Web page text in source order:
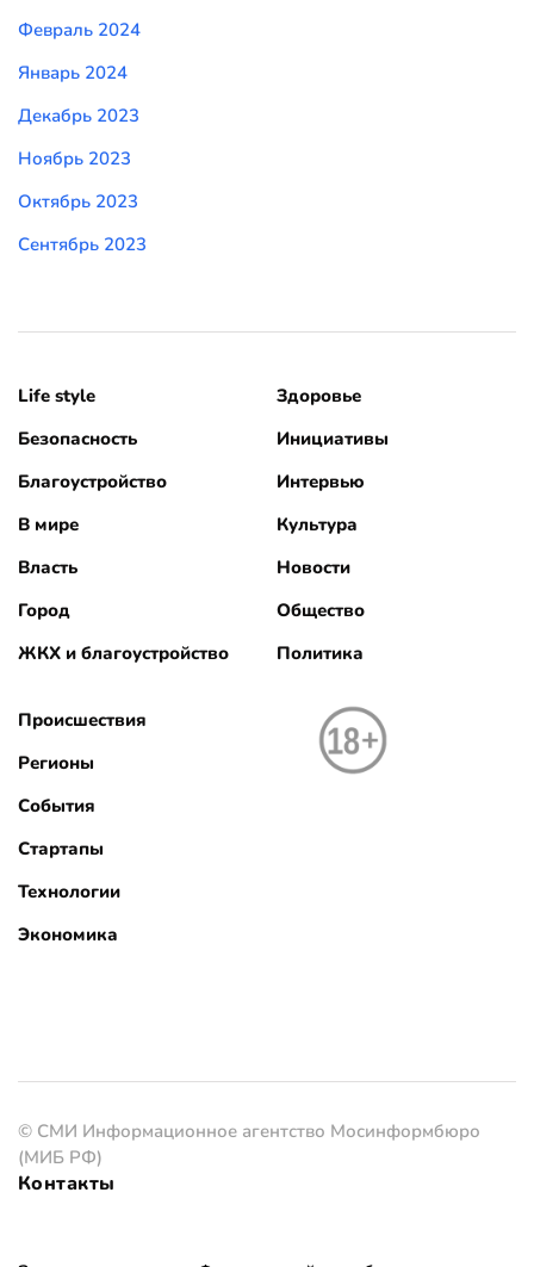
Февраль 2024
Январь 2024
Декабрь 2023
Ноябрь 2023
Октябрь 2023
Сентябрь 2023
Life style
Безопасность
Благоустройство
В мире
Власть
Город
ЖКХ и благоустройство
Здоровье
Инициативы
Интервью
Культура
Новости
Общество
Политика
Происшествия
Регионы
События
Стартапы
Технологии
Экономика
© СМИ Информационное агентство Мосинформбюро
(МИБ РФ)
Контакты